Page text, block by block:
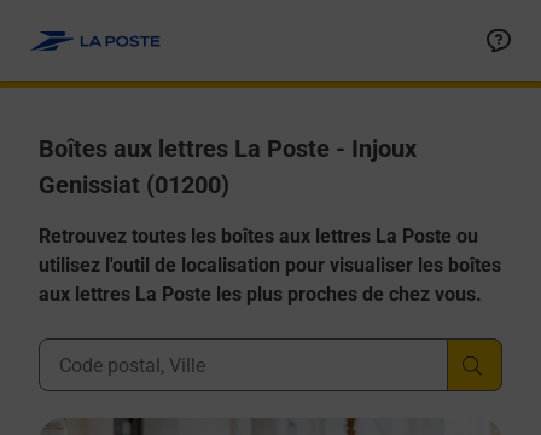
Boîtes aux lettres La Poste - Injoux
Genissiat (01200)
Retrouvez toutes les boîtes aux lettres La Poste ou
utilisez l'outil de localisation pour visualiser les boîtes
aux lettres La Poste les plus proches de chez vous.
Ville, Département, Code Postal